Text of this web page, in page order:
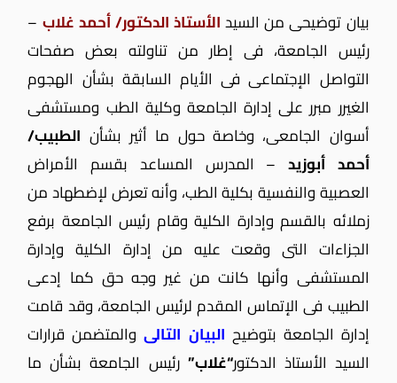
بيان توضيحى من السيدالأستاذ الدكتور/ أحمد غلاب –
رئيس الجامعة، فى إطار من تناولته بعض صفحات
التواصل الإجتماعى فى الأيام السابقة بشأن الهجوم
الغيرر مبرر على إدارة الجامعة وكلية الطب ومستشفى
أسوان الجامعى، وخاصة حول ما أثير بشأن الطبيب/
أحمد أبوزيد – المدرس المساعد بقسم الأمراض
العصبية والنفسية بكلية الطب، وأنه تعرض لإضطهاد من
زملائه بالقسم وإدارة الكلية وقام رئيس الجامعة برفع
الجزاءات التى وقعت عليه من إدارة الكلية وإدارة
المستشفى وأنها كانت من غير وجه حق كما إدعى
الطبيب فى الإتماس المقدم لرئيس الجامعة، وقد قامت
إدارة الجامعة بتوضيح البيان التالىوالمتضمن قرارات
السيد الأستاذ الدكتور“غلاب” رئيس الجامعة بشأن ما